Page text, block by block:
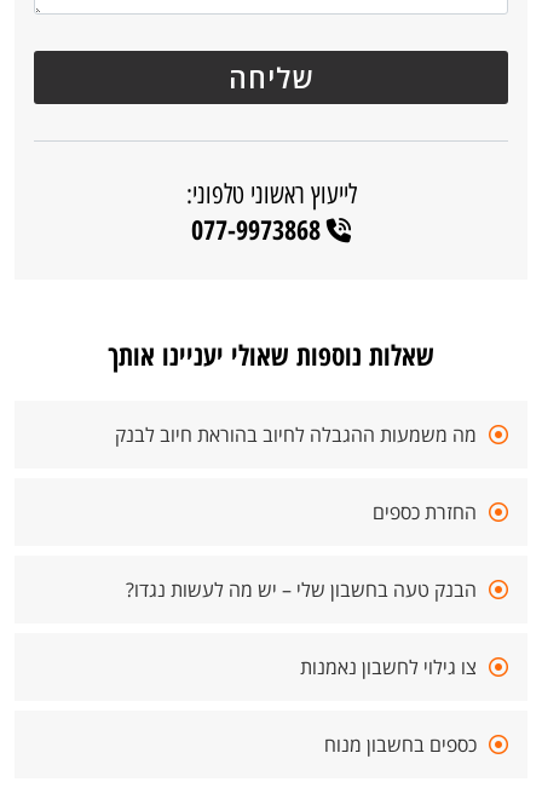
לייעוץ ראשוני טלפוני:
077-9973868
שאלות נוספות שאולי יעניינו אותך
מה משמעות ההגבלה לחיוב בהוראת חיוב לבנק
החזרת כספים
הבנק טעה בחשבון שלי – יש מה לעשות נגדו?
צו גילוי לחשבון נאמנות
כספים בחשבון מנוח